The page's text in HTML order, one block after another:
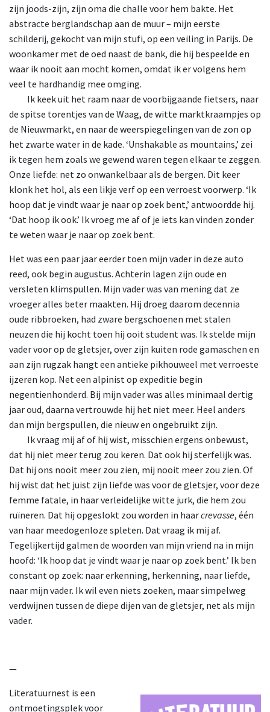
zijn joods-zijn, zijn oma die challe voor hem bakte. Het
abstracte berglandschap aan de muur – mijn eerste
schilderij, gekocht van mijn stufi, op een veiling in Parijs. De
woonkamer met de oed naast de bank, die hij bespeelde en
waar ik nooit aan mocht komen, omdat ik er volgens hem
veel te hardhandig mee omging.
Ik keek uit het raam naar de voorbijgaande fietsers, naar
de spitse torentjes van de Waag, de witte marktkraampjes op
de Nieuwmarkt, en naar de weerspiegelingen van de zon op
het zwarte water in de kade. ‘Unshakable as mountains,’ zei
ik tegen hem zoals we gewend waren tegen elkaar te zeggen.
Onze liefde: net zo onwankelbaar als de bergen. Dit keer
klonk het hol, als een likje verf op een verroest voorwerp. ‘Ik
hoop dat je vindt waar je naar op zoek bent,’ antwoordde hij.
‘Dat hoop ik ook.’ Ik vroeg me af of je iets kan vinden zonder
te weten waar je naar op zoek bent.
Het was een paar jaar eerder toen mijn vader in deze auto
reed, ook begin augustus. Achterin lagen zijn oude en
versleten klimspullen. Mijn vader was van mening dat ze
vroeger alles beter maakten. Hij droeg daarom decennia
oude ribbroeken, had zware bergschoenen met stalen
neuzen die hij kocht toen hij ooit student was. Ik stelde mijn
vader voor op de gletsjer, over zijn kuiten rode gamaschen en
aan zijn rugzak hangt een antieke pikhouweel met verroeste
ijzeren kop. Net een alpinist op expeditie begin
negentienhonderd. Bij mijn vader was alles minimaal dertig
jaar oud, daarna vertrouwde hij het niet meer. Heel anders
dan mijn bergspullen, die nieuw en ongebruikt zijn.
Ikvraag mij af of hij wist, misschien ergens onbewust,
dat hij niet meer terug zou keren. Dat ook hij sterfelijk was.
Dat hij ons nooit meer zou zien, mij nooit meer zou zien. Of
hij wist dat het juist zijn liefde was voor de gletsjer, voor deze
femme fatale, in haar verleidelijke witte jurk, die hem zou
ruïneren. Dat hij opgeslokt zou worden in haarcrevasse, één
van haar meedogenloze spleten. Dat vraag ik mij af.
Tegelijkertijd galmen de woorden van mijn vriend na in mijn
hoofd: ‘Ik hoop dat je vindt waar je naar op zoek bent.’ Ik ben
constant op zoek: naar erkenning, herkenning, naar liefde,
naar mijn vader. Ik wil even niets zoeken, maar simpelweg
verdwijnen tussen de diepe dijen van de gletsjer, net als mijn
vader.
—
Literatuurnest is een
ontmoetingsplek voor